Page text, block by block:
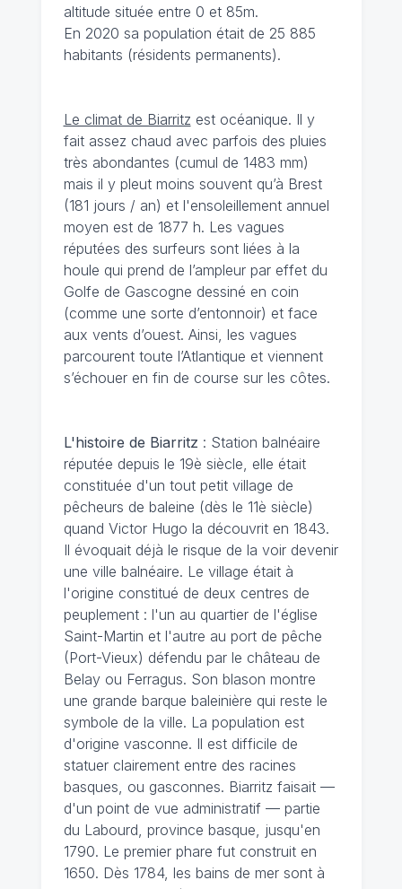
altitude située entre 0 et 85m.
En 2020 sa population était de 25 885
habitants (résidents permanents).
Le climat de Biarritz est océanique. Il y
fait assez chaud avec parfois des pluies
très abondantes (cumul de 1483 mm)
mais il y pleut moins souvent qu’à Brest
(181 jours / an) et l'ensoleillement annuel
moyen est de 1877 h. Les vagues
réputées des surfeurs sont liées à la
houle qui prend de l’ampleur par effet du
Golfe de Gascogne dessiné en coin
(comme une sorte d’entonnoir) et face
aux vents d’ouest. Ainsi, les vagues
parcourent toute l’Atlantique et viennent
s’échouer en fin de course sur les côtes.
L'histoire de Biarritz : Station balnéaire
réputée depuis le 19è siècle, elle était
constituée d'un tout petit village de
pêcheurs de baleine (dès le 11è siècle)
quand Victor Hugo la découvrit en 1843.
Il évoquait déjà le risque de la voir devenir
une ville balnéaire. Le village était à
l'origine constitué de deux centres de
peuplement : l'un au quartier de l'église
Saint-Martin et l'autre au port de pêche
(Port-Vieux) défendu par le château de
Belay ou Ferragus. Son blason montre
une grande barque baleinière qui reste le
symbole de la ville. La population est
d'origine vasconne. Il est difficile de
statuer clairement entre des racines
basques, ou gasconnes. Biarritz faisait —
d'un point de vue administratif — partie
du Labourd, province basque, jusqu'en
1790. Le premier phare fut construit en
1650. Dès 1784, les bains de mer sont à